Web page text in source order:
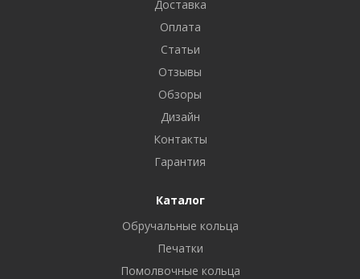
Доставка
Оплата
Статьи
Отзывы
Обзоры
Дизайн
Контакты
Гарантия
Каталог
Обручальные кольца
Печатки
Помолвочные кольца